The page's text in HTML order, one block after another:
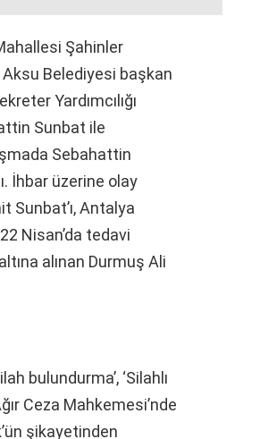
Şahinler
Belediyesi başkan
Yardımcılığı
Sunbat ile
Sebahattin
İhbar üzerine olay
Sunbat’ı, Antalya
Nisan’da tedavi
alınan Durmuş Ali
bulundurma’, ‘Silahlı
Ceza Mahkemesi’nde
şikayetinden